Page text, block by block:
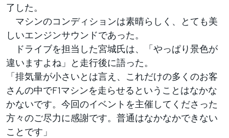
了した。
マシンのコンディションは素晴らしく、とても美
しいエンジンサウンドであった。
ドライブを担当した宮城氏は、「やっぱり景色が
違いますよね」と走行後に語った。
「排気量が小さいとは言え、これだけの多くのお客
さんの中でF1マシンを走らせるということはなかな
かないです。今回のイベントを主催してくださった
方々のご尽力に感謝です。普通はなかなかできない
ことです」